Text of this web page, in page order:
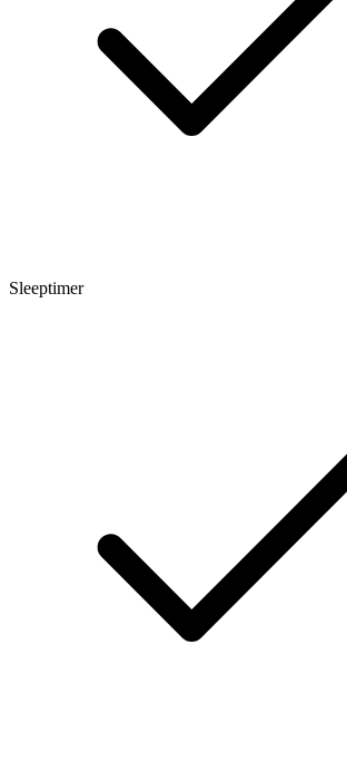
Sleeptimer